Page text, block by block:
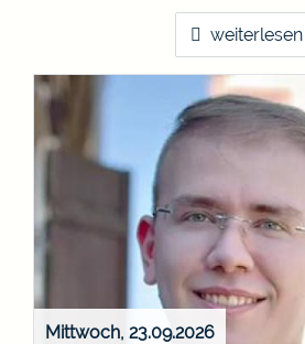
weiterlesen
Mittwoch, 23.09.2026